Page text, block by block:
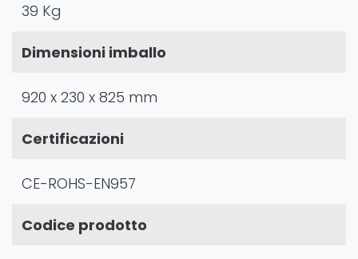
39 Kg
Dimensioni imballo
920 x 230 x 825 mm
Certificazioni
CE-ROHS-EN957
Codice prodotto